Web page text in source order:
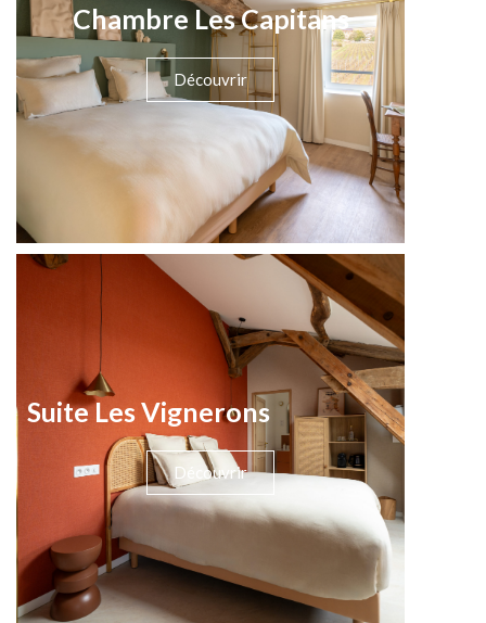
Chambre Les Capitans
Découvrir
Suite Les Vignerons
Découvrir